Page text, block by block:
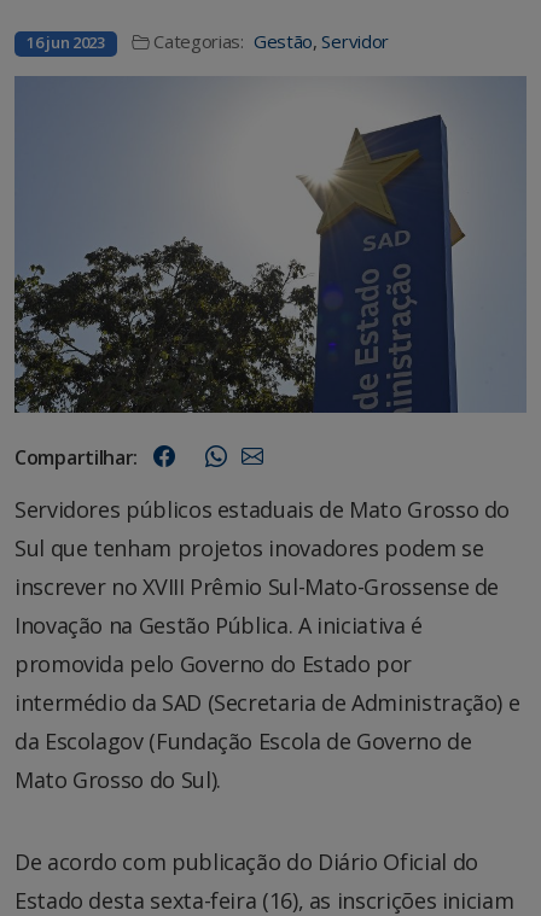
16 jun 2023 Categorias: Gestão, Servidor
Compartilhar:
Servidores públicos estaduais de Mato Grosso do
Sul que tenham projetos inovadores podem se
inscrever no XVIII Prêmio Sul-Mato-Grossense de
Inovação na Gestão Pública. A iniciativa é
promovida pelo Governo do Estado por
intermédio da SAD (Secretaria de Administração) e
da Escolagov (Fundação Escola de Governo de
Mato Grosso do Sul).
De acordo com publicação do Diário Oficial do
Estado desta sexta-feira (16), as inscrições iniciam